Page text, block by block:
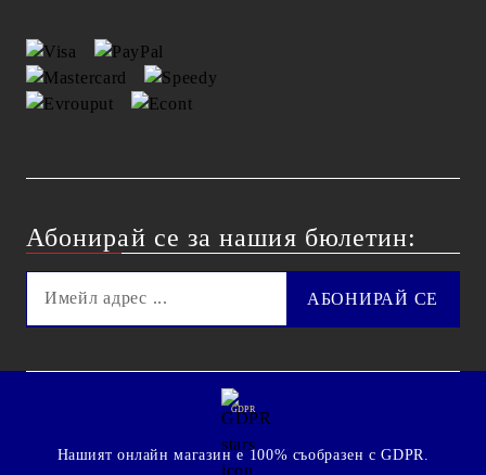
Абонирай се за нашия бюлетин:
GDPR
Нашият онлайн магазин е 100% съобразен с GDPR.